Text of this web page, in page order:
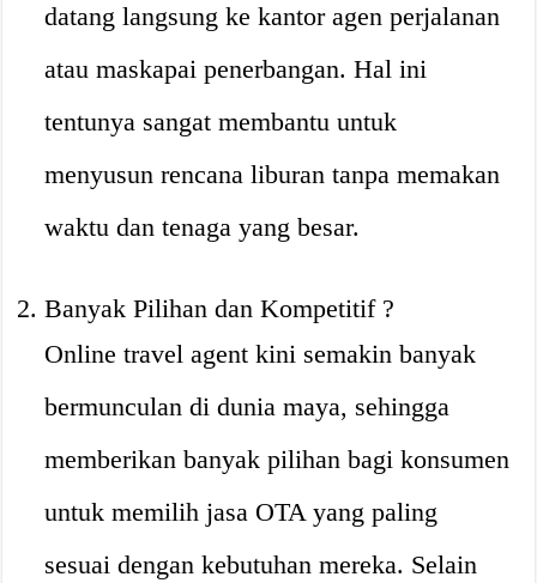
datang langsung ke kantor agen perjalanan
atau maskapai penerbangan. Hal ini
tentunya sangat membantu untuk
menyusun rencana liburan tanpa memakan
waktu dan tenaga yang besar.
Banyak Pilihan dan Kompetitif ?
Online travel agent kini semakin banyak
bermunculan di dunia maya, sehingga
memberikan banyak pilihan bagi konsumen
untuk memilih jasa OTA yang paling
sesuai dengan kebutuhan mereka. Selain